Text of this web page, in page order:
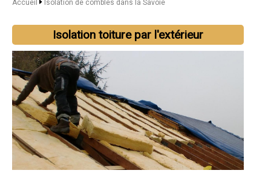
Accueil Isolation de combles dans la Savoie
Isolation toiture par l'extérieur